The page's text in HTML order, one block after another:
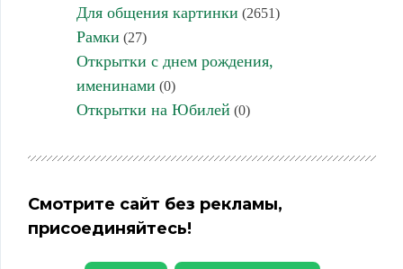
Для общения картинки (2651)
Рамки (27)
Открытки с днем рождения,
именинами (0)
Открытки на Юбилей (0)
Смотрите сайт без рекламы,
присоединяйтесь!